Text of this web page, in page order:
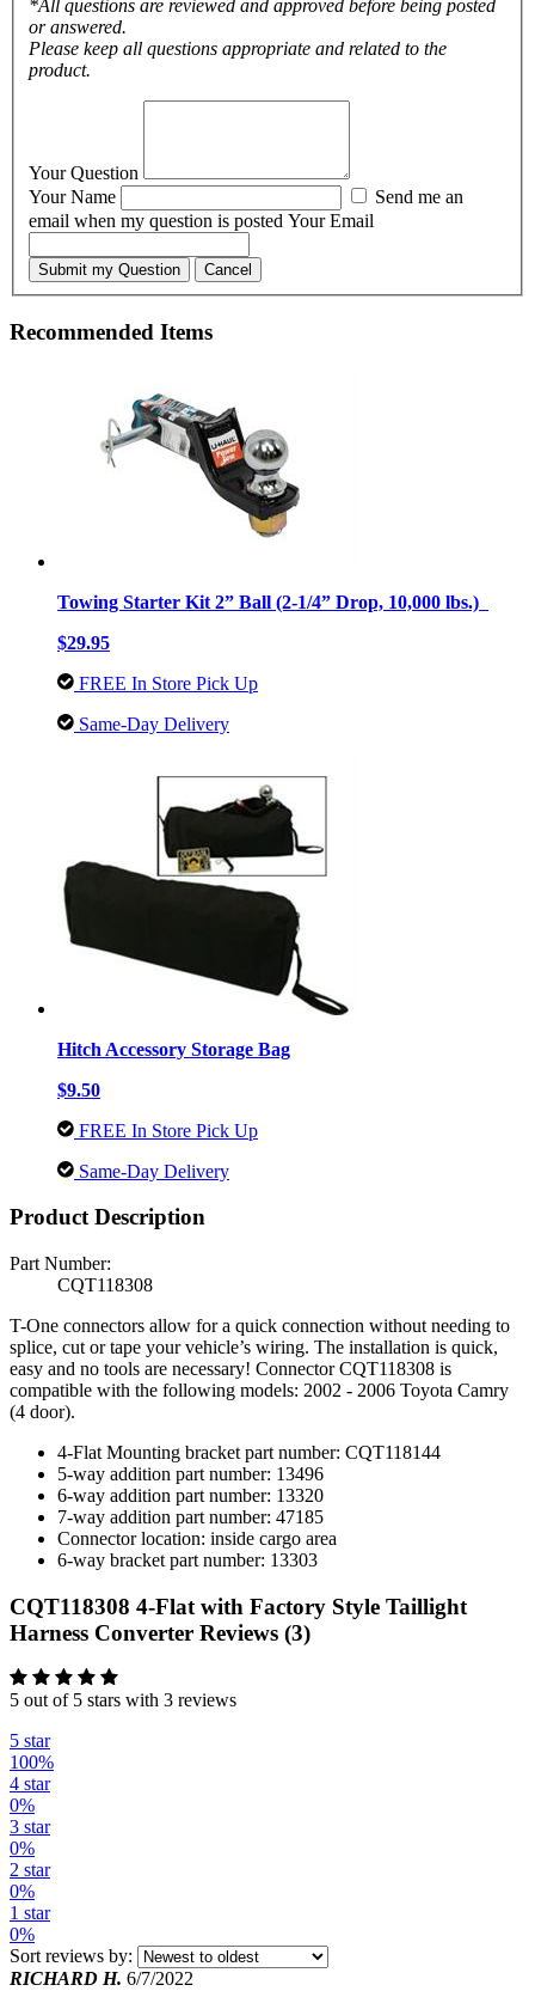
*All questions are reviewed and approved before being posted
or answered.
Please keep all questions appropriate and related to the
product.
Your Question
Your Name
email when my question is posted Your Email
Submit my Question Cancel
Recommended Items
Towing Starter Kit 2” Ball (2-1/4” Drop, 10,000 lbs.)
$29.95
FREE In Store Pick Up
Same-Day Delivery
Hitch Accessory Storage Bag
$9.50
FREE In Store Pick Up
Same-Day Delivery
Product Description
Part Number:
CQT118308
T-One connectors allow for a quick connection without needing to
splice, cut or tape your vehicle’s wiring. The installation is quick,
easy and no tools are necessary! Connector CQT118308 is
compatible with the following models: 2002 - 2006 Toyota Camry
(4 door).
4-Flat Mounting bracket part number: CQT118144
5-way addition part number: 13496
6-way addition part number: 13320
7-way addition part number: 47185
Connector location: inside cargo area
6-way bracket part number: 13303
CQT118308 4-Flat with Factory Style Taillight
Harness Converter Reviews (3)
5 out of 5 stars with 3 reviews
5 star
100%
4 star
0%
3 star
0%
2 star
0%
1 star
0%
Sort reviews by:
RICHARD H. 6/7/2022